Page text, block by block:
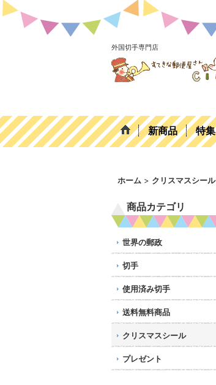
外国切手専門店
新商品 特集
ホーム > クリスマスシール
商品カテゴリ
世界の郵政
切手
使用済み切手
送料無料商品
クリスマスシール
プレゼント